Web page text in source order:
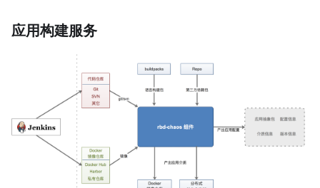
应用构建服务